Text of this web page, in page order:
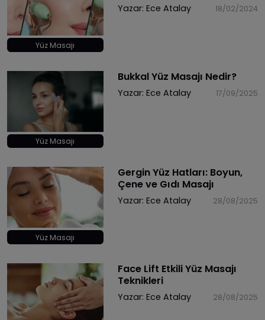
Yüz Masajı
Yazar: Ece Atalay 18/02/2024
Yüz Masajı
Bukkal Yüz Masajı Nedir?
Yazar: Ece Atalay 17/09/2025
Yüz Masajı
Gergin Yüz Hatları: Boyun,
Çene ve Gıdı Masajı
Yazar: Ece Atalay 28/08/2025
Face Lift Etkili Yüz Masajı
Teknikleri
Yazar: Ece Atalay 28/08/2025